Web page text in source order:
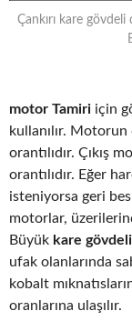
Çankırı kare gövdeli
motor Tamiri için
kullanılır.
orantılıdır. Çıkış
orantılıdır. Eğer
isteniyorsa geri
motorlar,
Büyük kare
ufak olanlarında
kobalt
oranlarına ulaşılır.